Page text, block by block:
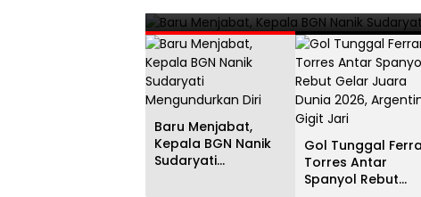
Baru Menjabat,
Kepala BGN Nanik
Sudaryati
Gol Tunggal
Torres Antar
Spanyol Rebut